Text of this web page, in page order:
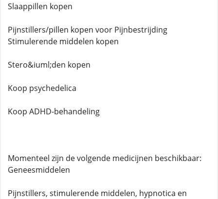
Slaappillen kopen
Pijnstillers/pillen kopen voor Pijnbestrijding
Stimulerende middelen kopen
Stero&iuml;den kopen
Koop psychedelica
Koop ADHD-behandeling
Momenteel zijn de volgende medicijnen beschikbaar:
Geneesmiddelen
Pijnstillers, stimulerende middelen, hypnotica en